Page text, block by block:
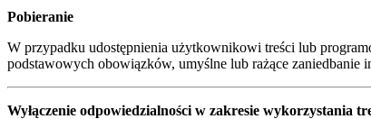
Pobieranie
W przypadku udostępnienia użytkownikowi treści lub
podstawowych obowiązków, umyślne lub rażące
Wyłączenie odpowiedzialności w zakresie wykorzystania